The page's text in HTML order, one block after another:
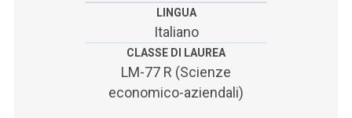
LINGUA
Italiano
CLASSE DI LAUREA
LM-77 R (Scienze
economico-aziendali)